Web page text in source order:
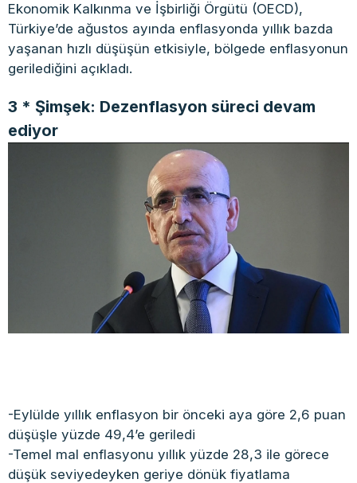
Ekonomik Kalkınma ve İşbirliği Örgütü (OECD),
Türkiye’de ağustos ayında enflasyonda yıllık bazda
yaşanan hızlı düşüşün etkisiyle, bölgede enflasyonun
gerilediğini açıkladı.
3 * Şimşek: Dezenflasyon süreci devam
ediyor
-Eylülde yıllık enflasyon bir önceki aya göre 2,6 puan
düşüşle yüzde 49,4’e geriledi
-Temel mal enflasyonu yıllık yüzde 28,3 ile görece
düşük seviyedeyken geriye dönük fiyatlama